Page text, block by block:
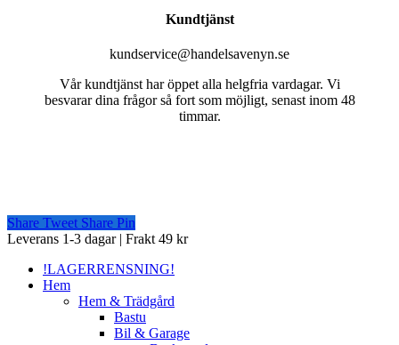
Kundtjänst
kundservice@handelsavenyn.se
Vår kundtjänst har öppet alla helgfria vardagar. Vi
besvarar dina frågor så fort som möjligt, senast inom 48
timmar.
Share Tweet Share Pin
Close
Leverans 1-3 dagar | Frakt 49 kr
!LAGERRENSNING!
Hem
Hem & Trädgård
Bastu
Bil & Garage